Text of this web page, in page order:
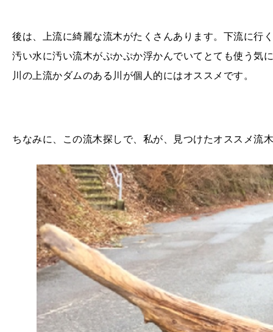
後は、上流に綺麗な流木がたくさんあります。下流に行
汚い水に汚い流木がぷかぷか浮かんでいてとても使う気
川の上流かダムのある川が個人的にはオススメです。
ちなみに、この流木探しで、私が、見つけたオススメ流